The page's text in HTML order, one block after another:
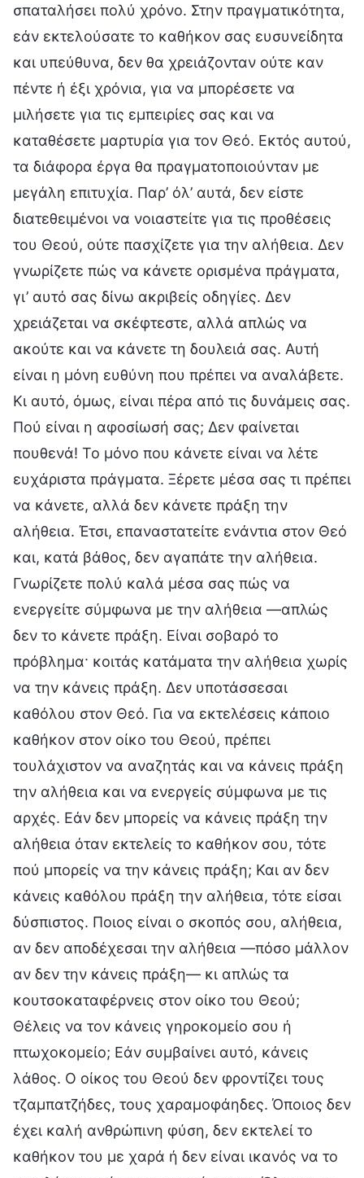
σπαταλήσει πολύ χρόνο. Στην πραγματικότητα,
εάν εκτελούσατε το καθήκον σας ευσυνείδητα
και υπεύθυνα, δεν θα χρειάζονταν ούτε καν
πέντε ή έξι χρόνια, για να μπορέσετε να
μιλήσετε για τις εμπειρίες σας και να
καταθέσετε μαρτυρία για τον Θεό. Εκτός αυτού,
τα διάφορα έργα θα πραγματοποιούνταν με
μεγάλη επιτυχία. Παρ’ όλ’ αυτά, δεν είστε
διατεθειμένοι να νοιαστείτε για τις προθέσεις
του Θεού, ούτε πασχίζετε για την αλήθεια. Δεν
γνωρίζετε πώς να κάνετε ορισμένα πράγματα,
γι’ αυτό σας δίνω ακριβείς οδηγίες. Δεν
χρειάζεται να σκέφτεστε, αλλά απλώς να
ακούτε και να κάνετε τη δουλειά σας. Αυτή
είναι η μόνη ευθύνη που πρέπει να αναλάβετε.
Κι αυτό, όμως, είναι πέρα από τις δυνάμεις σας.
Πού είναι η αφοσίωσή σας; Δεν φαίνεται
πουθενά! Το μόνο που κάνετε είναι να λέτε
ευχάριστα πράγματα. Ξέρετε μέσα σας τι πρέπει
να κάνετε, αλλά δεν κάνετε πράξη την
αλήθεια. Έτσι, επαναστατείτε ενάντια στον Θεό
και, κατά βάθος, δεν αγαπάτε την αλήθεια.
Γνωρίζετε πολύ καλά μέσα σας πώς να
ενεργείτε σύμφωνα με την αλήθεια —απλώς
δεν το κάνετε πράξη. Είναι σοβαρό το
πρόβλημα· κοιτάς κατάματα την αλήθεια χωρίς
να την κάνεις πράξη. Δεν υποτάσσεσαι
καθόλου στον Θεό. Για να εκτελέσεις κάποιο
καθήκον στον οίκο του Θεού, πρέπει
τουλάχιστον να αναζητάς και να κάνεις πράξη
την αλήθεια και να ενεργείς σύμφωνα με τις
αρχές. Εάν δεν μπορείς να κάνεις πράξη την
αλήθεια όταν εκτελείς το καθήκον σου, τότε
πού μπορείς να την κάνεις πράξη; Και αν δεν
κάνεις καθόλου πράξη την αλήθεια, τότε είσαι
δύσπιστος. Ποιος είναι ο σκοπός σου, αλήθεια,
αν δεν αποδέχεσαι την αλήθεια —πόσο μάλλον
αν δεν την κάνεις πράξη— κι απλώς τα
κουτσοκαταφέρνεις στον οίκο του Θεού;
Θέλεις να τον κάνεις γηροκομείο σου ή
πτωχοκομείο; Εάν συμβαίνει αυτό, κάνεις
λάθος. Ο οίκος του Θεού δεν φροντίζει τους
τζαμπατζήδες, τους χαραμοφάηδες. Όποιος δεν
έχει καλή ανθρώπινη φύση, δεν εκτελεί το
καθήκον του με χαρά ή δεν είναι ικανός να το